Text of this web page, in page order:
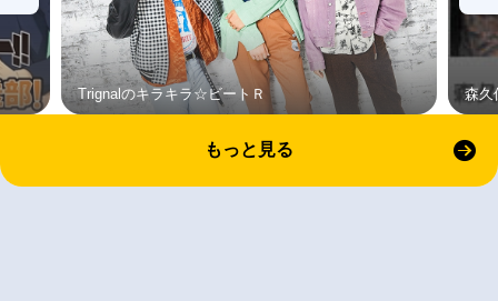
Trignalのキラキラ☆ビートＲ 森久
もっと見る